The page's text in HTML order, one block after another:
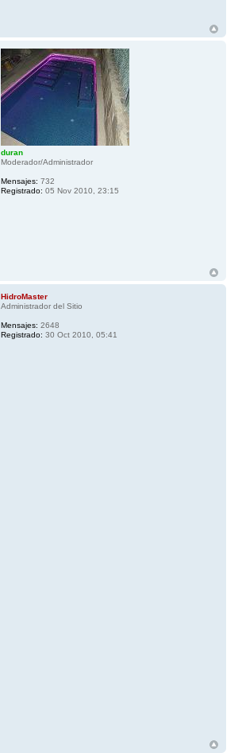
duran
Moderador/Administrador
Mensajes: 732
Registrado: 05 Nov 2010, 23:15
HidroMaster
Administrador del Sitio
Mensajes: 2648
Registrado: 30 Oct 2010, 05:41